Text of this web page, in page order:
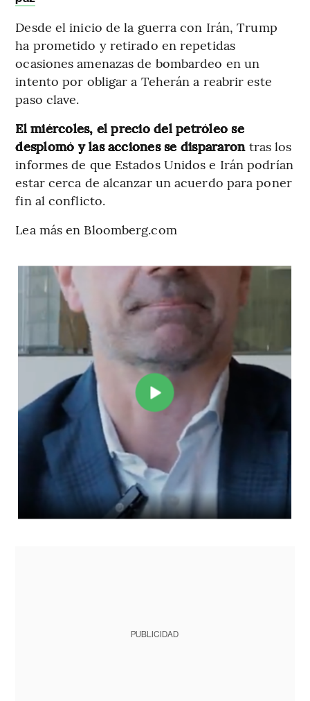
Desde el inicio de la guerra con Irán, Trump
ha prometido y retirado en repetidas
ocasiones amenazas de bombardeo en un
intento por obligar a Teherán a reabrir este
paso clave.
El miércoles, el precio del petróleo se
desplomó y las acciones se dispararon tras los
informes de que Estados Unidos e Irán podrían
estar cerca de alcanzar un acuerdo para poner
fin al conflicto.
Lea más en Bloomberg.com
PUBLICIDAD